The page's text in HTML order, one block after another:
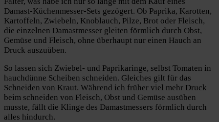
Damast-Küchenmesser-Sets gezögert. Ob Paprika, Karotten,
Kartoffeln, Zwiebeln, Knoblauch, Pilze, Brot oder Fleisch,
die einzelnen Damastmesser gleiten förmlich durch Obst,
Gemüse und Fleisch, ohne überhaupt nur einen Hauch an
Druck auszuüben.
So lassen sich Zwiebel- und Paprikaringe, selbst Tomaten in
hauchdünne Scheiben schneiden. Gleiches gilt für das
Schneiden von Kraut. Während ich früher viel mehr Druck
beim schneiden von Fleisch, Obst und Gemüse ausüben
musste, fällt die Klinge des Damastmessers förmlich durch
alles hindurch.